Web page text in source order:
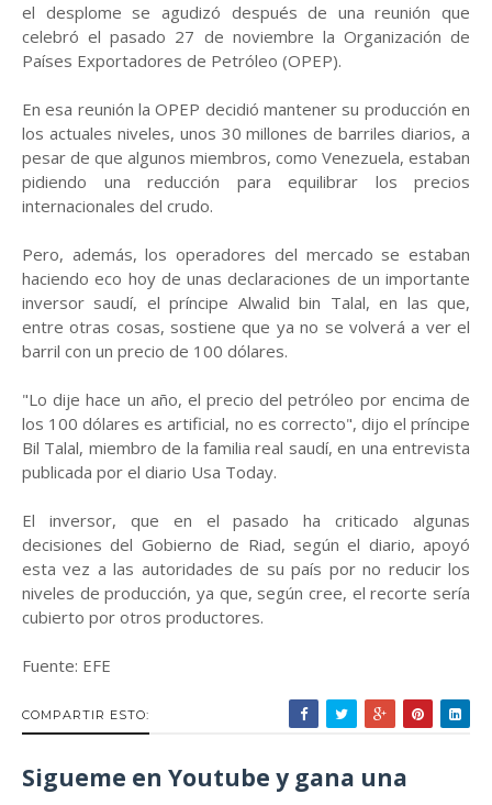
el desplome se agudizó después de una reunión que
celebró el pasado 27 de noviembre la Organización de
Países Exportadores de Petróleo (OPEP).
En esa reunión la OPEP decidió mantener su producción en
los actuales niveles, unos 30 millones de barriles diarios, a
pesar de que algunos miembros, como Venezuela, estaban
pidiendo una reducción para equilibrar los precios
internacionales del crudo.
Pero, además, los operadores del mercado se estaban
haciendo eco hoy de unas declaraciones de un importante
inversor saudí, el príncipe Alwalid bin Talal, en las que,
entre otras cosas, sostiene que ya no se volverá a ver el
barril con un precio de 100 dólares.
"Lo dije hace un año, el precio del petróleo por encima de
los 100 dólares es artificial, no es correcto", dijo el príncipe
Bil Talal, miembro de la familia real saudí, en una entrevista
publicada por el diario Usa Today.
El inversor, que en el pasado ha criticado algunas
decisiones del Gobierno de Riad, según el diario, apoyó
esta vez a las autoridades de su país por no reducir los
niveles de producción, ya que, según cree, el recorte sería
cubierto por otros productores.
Fuente: EFE
COMPARTIR ESTO:
Sigueme en Youtube y gana una